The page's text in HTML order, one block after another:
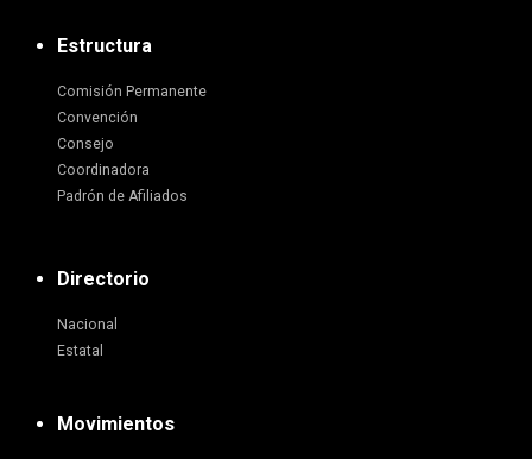
Estructura
Comisión Permanente
Convención
Consejo
Coordinadora
Padrón de Afiliados
Directorio
Nacional
Estatal
Movimientos